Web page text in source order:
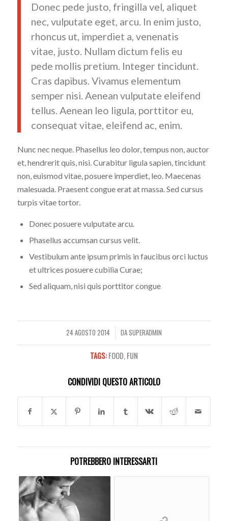
Donec pede justo, fringilla vel, aliquet
nec, vulputate eget, arcu. In enim justo,
rhoncus ut, imperdiet a, venenatis
vitae, justo. Nullam dictum felis eu
pede mollis pretium. Integer tincidunt.
Cras dapibus. Vivamus elementum
semper nisi. Aenean vulputate eleifend
tellus. Aenean leo ligula, porttitor eu,
consequat vitae, eleifend ac, enim.
Nunc nec neque. Phasellus leo dolor, tempus non, auctor
et, hendrerit quis, nisi. Curabitur ligula sapien, tincidunt
non, euismod vitae, posuere imperdiet, leo. Maecenas
malesuada. Praesent congue erat at massa. Sed cursus
turpis vitae tortor.
Donec posuere vulputate arcu.
Phasellus accumsan cursus velit.
Vestibulum ante ipsum primis in faucibus orci luctus
et ultrices posuere cubilia Curae;
Sed aliquam, nisi quis porttitor congue
24 AGOSTO 2014
/ DASUPERADMIN
TAGS:FOOD,FUN
CONDIVIDI QUESTO ARTICOLO
POTREBBERO INTERESSARTI